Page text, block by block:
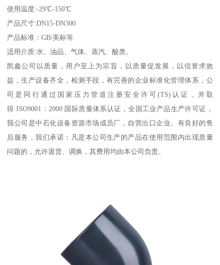
使用温度:-29℃-150℃
产品尺寸:DN15-DN300
产品标准：GB/美标等
适用介质:水、油品、气体、蒸汽、酸类。
凯鑫公司以质量，用户至上为宗旨，以质量促发展，以信誉求效
益，生产设备齐全，检测手段，有完善的企业标准化管理体系，公
司是同行通过国家压力管道注册安全许可(TS)认证，并取
得 ISO9001：2000 国际质量体系认证，全国工业产品生产许可证，
我公司是中石化设备资源市场成员厂，自营出口企业。有良好的售
后服务，我们承诺：凡是本公司生产的产品在使用范围内出现质量
问题的，允许退货、调换，其费用均由本公司负责。